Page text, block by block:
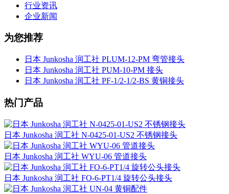
行业资讯
企业新闻
为您推荐
日本 Junkosha 润工社 PLUM-12-PM 弯管接头
日本 Junkosha 润工社 PUM-10-PM 接头
日本 Junkosha 润工社 PF-1/2-1/2-BS 黄铜接头
热门产品
日本 Junkosha 润工社 N-0425-01-US2 不锈钢接头
日本 Junkosha 润工社 WYU-06 管道接头
日本 Junkosha 润工社 FO-6-PT1/4 旋转公头接头